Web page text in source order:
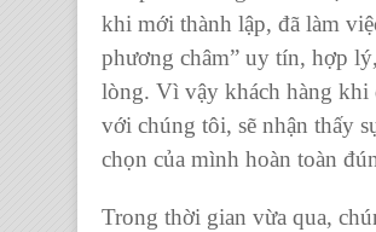
khi mới thành lập, đã làm
phương châm” uy tín, hợp
lòng. Vì vậy khách hàng khi
với chúng tôi, sẽ nhận thấy
chọn của mình hoàn toàn
Trong thời gian vừa qua,